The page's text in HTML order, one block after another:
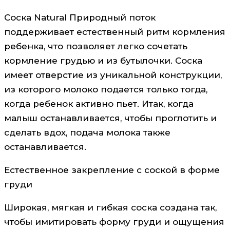
Соска Natural Природный поток
поддерживает естественный ритм кормления
ребенка, что позволяет легко сочетать
кормление грудью и из бутылочки. Соска
имеет отверстие из уникальной конструкции,
из которого молоко подается только тогда,
когда ребенок активно пьет. Итак, когда
малыш останавливается, чтобы проглотить и
сделать вдох, подача молока также
останавливается.
Естественное закрепление с соской в форме
груди
Широкая, мягкая и гибкая соска создана так,
чтобы имитировать форму груди и ощущения